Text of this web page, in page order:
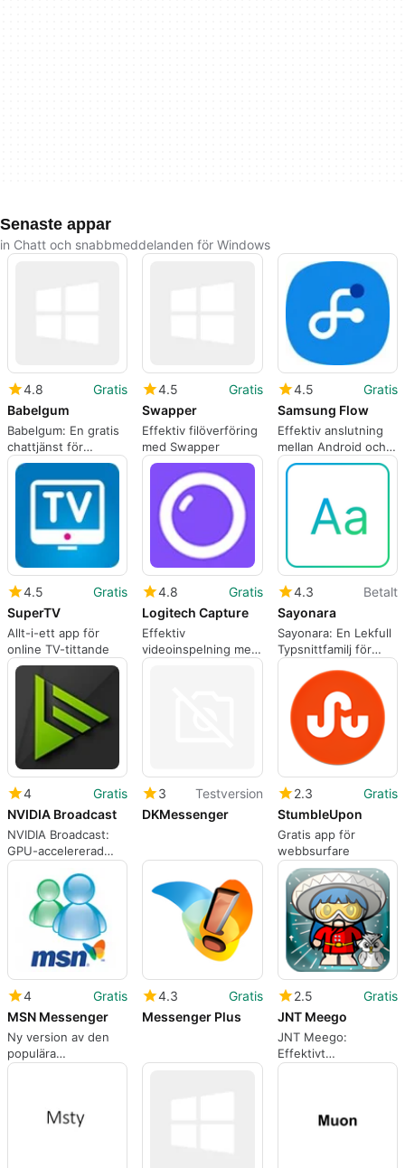
Senaste appar
in Chatt och snabbmeddelanden för Windows
4.8
Gratis
Babelgum
Babelgum: En gratis
chattjänst för
Windows
4.5
Gratis
Swapper
Effektiv filöverföring
med Swapper
4.5
Gratis
Samsung Flow
Effektiv anslutning
mellan Android och
Windows
4.5
Gratis
SuperTV
Allt-i-ett app för
online TV-tittande
4.8
Gratis
Logitech Capture
Effektiv
videoinspelning med
Logitech Capture
4.3
Betalt
Sayonara
Sayonara: En Lekfull
Typsnittfamilj för
Kreativa Projekt
4
Gratis
NVIDIA Broadcast
NVIDIA Broadcast:
GPU-accelererad
studio-kvalitet ljud
och video
3
Testversion
DKMessenger
2.3
Gratis
StumbleUpon
Gratis app för
webbsurfare
4
Gratis
MSN Messenger
Ny version av den
populära
meddelandeappen
4.3
Gratis
Messenger Plus
2.5
Gratis
JNT Meego
JNT Meego:
Effektivt
Produktivitetsverktyg